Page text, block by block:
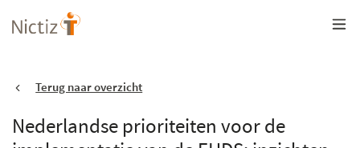
Overslaan
en
gaanTerug naar overzicht
Nederlandse prioriteiten voor de